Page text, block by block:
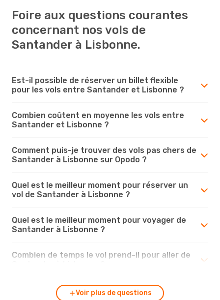
Foire aux questions courantes
concernant nos vols de
Santander à Lisbonne.
Est-il possible de réserver un billet flexible
pour les vols entre Santander et Lisbonne ?
Combien coûtent en moyenne les vols entre
Santander et Lisbonne ?
Comment puis-je trouver des vols pas chers de
Santander à Lisbonne sur Opodo ?
Quel est le meilleur moment pour réserver un
vol de Santander à Lisbonne ?
Quel est le meilleur moment pour voyager de
Santander à Lisbonne ?
Combien de temps le vol prend-il pour aller de
Voir plus de questions